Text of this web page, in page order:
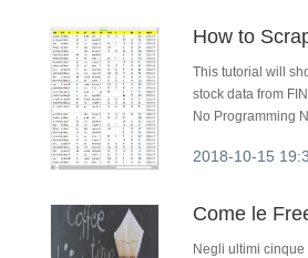
This tutorial will
stock data from
No Programming
2018-10-15
Negli ultimi